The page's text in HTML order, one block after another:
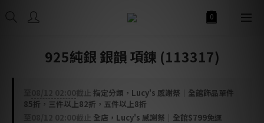
925純銀 銀韻 項鍊 (113317)
08/12 02:00 截止 指定分類，Lucy's 感謝祭｜全館飾品單件
85折，三件以上82折，五件以上8折
08/12 02:00截止 全店，Lucy's 感謝祭｜全館$799免運